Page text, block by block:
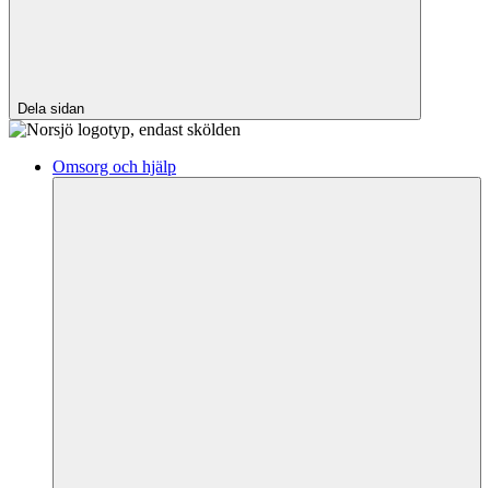
Dela sidan
Omsorg och hjälp